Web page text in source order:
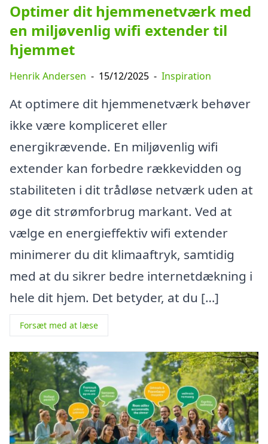
Optimer dit hjemmenetværk med
en miljøvenlig wifi extender til
hjemmet
Henrik Andersen - 15/12/2025 - Inspiration
At optimere dit hjemmenetværk behøver
ikke være kompliceret eller
energikrævende. En miljøvenlig wifi
extender kan forbedre rækkevidden og
stabiliteten i dit trådløse netværk uden at
øge dit strømforbrug markant. Ved at
vælge en energieffektiv wifi extender
minimerer du dit klimaaftryk, samtidig
med at du sikrer bedre internetdækning i
hele dit hjem. Det betyder, at du […]
Forsæt med at læse